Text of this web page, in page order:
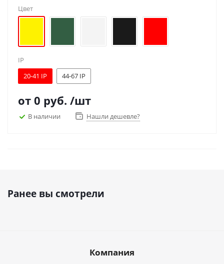
Цвет
IP
20-41 IP
44-67 IP
от 0 руб. /шт
В наличии Нашли дешевле?
Ранее вы смотрели
Компания